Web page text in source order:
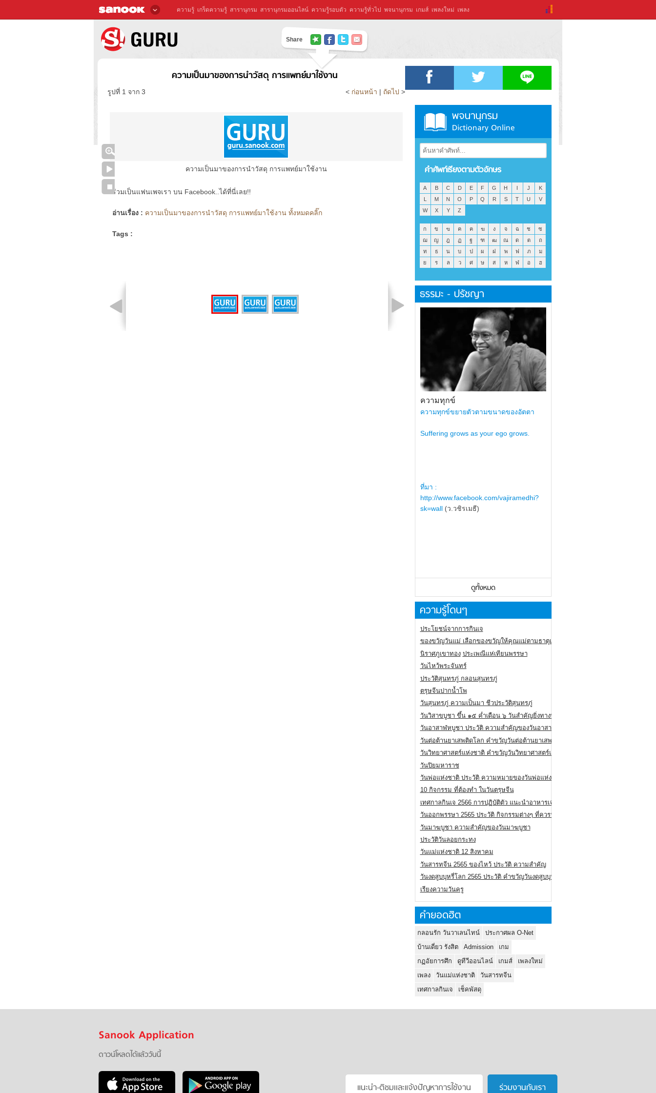
ความรู้ เกร็ดความรู้ สารานุกรม สารานุกรมออนไลน์ ความรู้รอบตัว ความรู้ทั่วไป พจนานุกรม เกมส์ เพลงใหม่ เพลง
Share
ความเป็นมาของการนำวัสดุ การแพทย์มาใช้งาน
รูปที่ 1 จาก 3 < ก่อนหน้า | ถัดไป >
ความเป็นมาของการนำวัสดุ การแพทย์มาใช้งาน
ร่วมเป็นแฟนเพจเรา บน Facebook..ได้ที่นี่เลย!!
อ่านเรื่อง : ความเป็นมาของการนำวัสดุ การแพทย์มาใช้งาน ทั้งหมดคลิ๊ก
Tags :
พจนานุกรม
Dictionary Online
คำศัพท์เรียงตามตัวอักษร
A B C D E F G H I J
K
L
M N O P Q R S T U
V
W
X Y Z
ก ข ฃ ค ฅ ฆ ง จ ฉ ช
ซ
ฌ
ญ ฎ ฏ ฐ ฑ ฒ ณ ด ต
ถ
ท
ธ น บ ป ผ ฝ พ ฟ ภ
ม
ย
ร ล ว ศ ษ ส ห ฬ อ ฮ
ธรรมะ - ปรัชญา
ความทุกข์
ความทุกข์ขยายตัวตามขนาดของอัตตา
Suffering grows as your ego grows.
ที่มา :
http://www.facebook.com/vajiramedhi?
sk=wall (ว.วชิรเมธี)
ดูทั้งหมด
ความรู้โดนๆ
ประโยชน์จากการกินเจ
ของขวัญวันแม่ เลือกของขวัญให้คุณแม่ตามธาตุเกิด
นิราศภูเขาทอง ประเพณีแห่เทียนพรรษา
วันไหว้พระจันทร์
ประวัติสุนทรภู่ กลอนสุนทรภู่
ตรุษจีนปากน้ำโพ
วันสุนทรภู่ ความเป็นมา ชีวประวัติสุนทรภู่
วันวิสาขบูชา ขึ้น ๑๕ ค่ำเดือน ๖ วันสำคัญยิ่งทางพระพุทธศาสนา
วันอาสาฬหบูชา ประวัติ ความสําคัญของวันอาสาฬหบูชา
วันต่อต้านยาเสพติดโลก คำขวัญวันต่อต้านยาเสพติดสากล
วันวิทยาศาสตร์แห่งชาติ คำขวัญวันวิทยาศาสตร์แห่งชาติ
วันปิยมหาราช
วันพ่อแห่งชาติ ประวัติ ความหมายของวันพ่อแห่งชาติ
10 กิจกรรม ที่ต้องทำ ในวันตรุษจีน
เทศกาลกินเจ 2566 การปฏิบัติตัว แนะนำอาหารเจ
วันออกพรรษา 2565 ประวัติ กิจกรรมต่างๆ ที่ควรปฏิบัติ
วันมาฆบูชา ความสำคัญของวันมาฆบูชา
ประวัติวันลอยกระทง
วันแม่แห่งชาติ 12 สิงหาคม
วันสารทจีน 2565 ของไหว้ ประวัติ ความสำคัญ
วันงดสูบบุหรี่โลก 2565 ประวัติ คำขวัญวันงดสูบบุหรี่โลก
เรียงความวันครู
คำยอดฮิต
กลอนรัก วันวาเลนไทน์
ประกาศผล O-Net
บ้านเดี่ยว รังสิต
Admission
เกม
กฏอัยการศึก
ดูทีวีออนไลน์ เกมส์
เพลงใหม่
เพลง
วันแม่แห่งชาติ
วันสารทจีน
เทศกาลกินเจ
เช็คพัสดุ
Sanook Application
ดาวน์โหลดได้แล้ววันนี้
แนะนำ-ติชมเเละแจ้งปัญหาการใช้งาน ร่วมงานกับเรา